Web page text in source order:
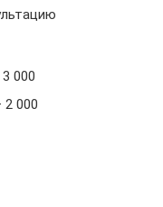
000
2 000